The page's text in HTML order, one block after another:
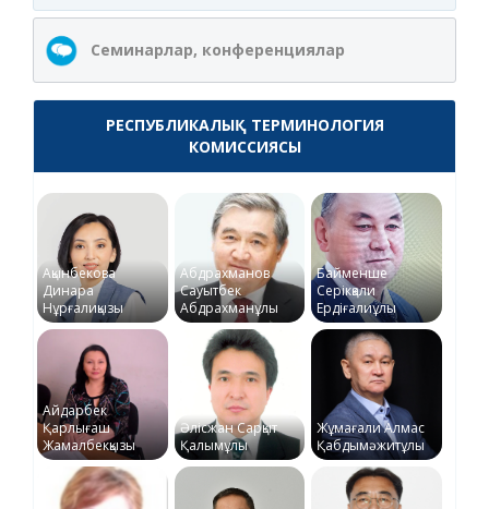
Семинарлар, конференциялар
РЕСПУБЛИКАЛЫҚ ТЕРМИНОЛОГИЯ
КОМИССИЯСЫ
Ақынбекова
Динара
Нұрғалиқызы
Абдрахманов
Сауытбек
Абдрахманұлы
Байменше
Серікқали
Ердіғалиұлы
Айдарбек
Қарлығаш
Жамалбекқызы
Әлісжан Сарқыт
Қалымұлы
Жұмағали Алмас
Қабдымәжитұлы